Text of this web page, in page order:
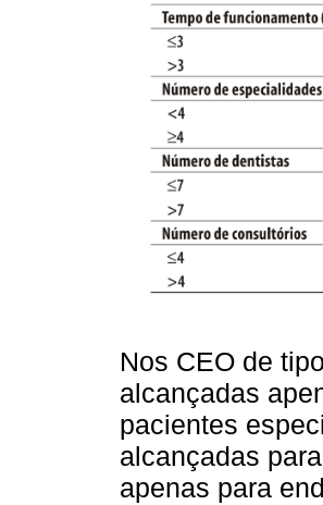
Nos CEO de
alcançadas
pacientes
alcançadas
apenas para